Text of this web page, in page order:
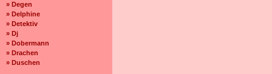
» Degen
» Delphine
» Detektiv
» Dj
» Dobermann
» Drachen
» Duschen